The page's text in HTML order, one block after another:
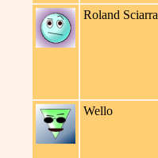
Roland Sciarra
Wello